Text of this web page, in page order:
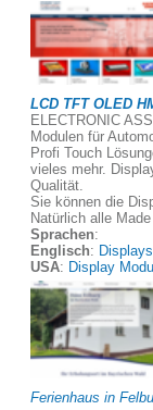
LCD TFT OLED
ELECTRONIC
Modulen für
Profi Touch
vieles mehr.
Qualität.
Sie können die
Natürlich alle
Sprachen:
Englisch:
USA: Display
Ferienhaus in